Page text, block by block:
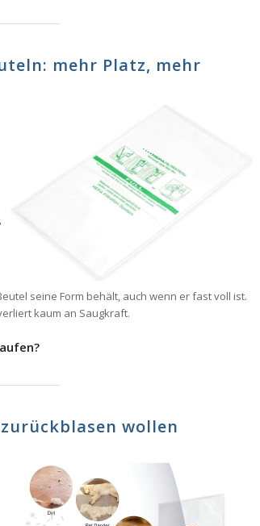
mehr Platz, mehr
seine Form behält, auch wenn er fast voll ist.
kaum an Saugkraft.
wollen